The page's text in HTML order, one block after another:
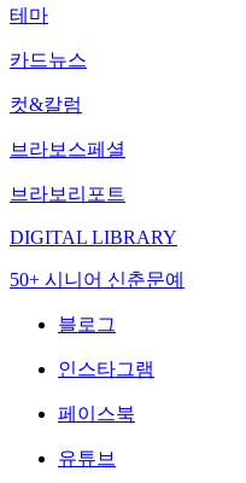
테마
카드뉴스
컷&칼럼
브라보스페셜
브라보리포트
DIGITAL LIBRARY
50+ 시니어 신춘문예
블로그
인스타그램
페이스북
유튜브